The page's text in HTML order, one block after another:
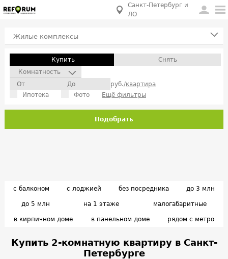
Санкт-Петербург и
ЛО
Жилые комплексы
Купить
Снять
Комнатность
руб./квартира
Ипотека
Фото Ещё фильтры
Подобрать
с балконом с лоджией без посредника до 3 млн
до 5 млн на 1 этаже малогабаритные
в кирпичном доме в панельном доме рядом с метро
Купить 2-комнатную квартиру в Санкт-
Петербурге